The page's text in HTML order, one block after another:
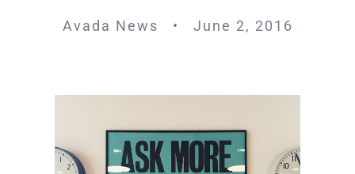
Avada News • June 2, 2016